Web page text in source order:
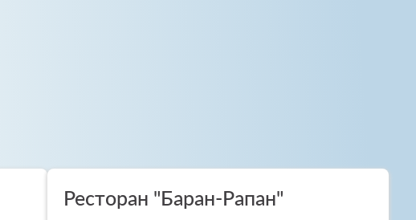
Ресторан "Баран-Рапан"